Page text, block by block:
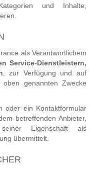
und Inhalte,
als Verantwortlichem
Service-Dienstleistern,
, zur Verfügung und auf
genannten Zwecke
oder ein Kontaktformular
betreffenden Anbieter,
Eigenschaft als
übermittelt.